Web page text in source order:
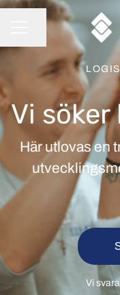
KARRIÄRMENY
Dela sidan
Vi söker
Här utlovas en
Vi